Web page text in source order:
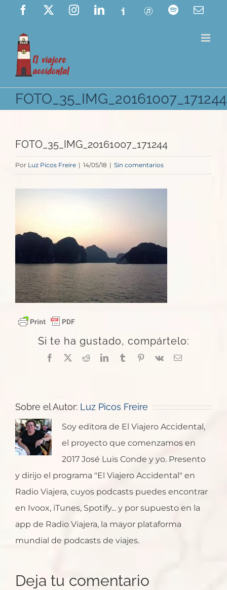
Saltar
contenido
Facebook InstagramLinkedIn
Ivoox ITunes Spotify
FOTO_35_IMG_20161007_171244
FOTO_35_IMG_20161007_171244
Por Luz Picos Freire | 14/05/18 | Sin comentarios
Si te ha gustado, compártelo:
Facebook
X RedditLinkedInTumblrPinterest
Vk
Correo
Sobre el Autor: Luz Picos Freire
Soy editora de El Viajero Accidental,
el proyecto que comenzamos en
2017 José Luis Conde y yo. Presento
y dirijo el programa "El Viajero Accidental" en
Radio Viajera, cuyos podcasts puedes encontrar
en Ivoox, iTunes, Spotify... y por supuesto en la
app de Radio Viajera, la mayor plataforma
mundial de podcasts de viajes.
Deja tu comentario